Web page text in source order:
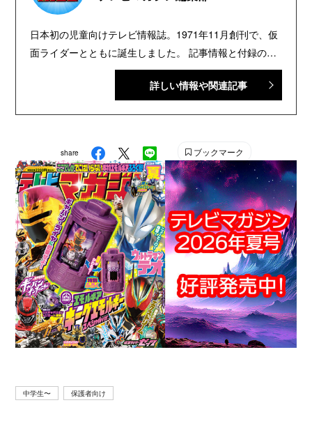
日本初の児童向けテレビ情報誌。1971年11月創刊で、仮
面ライダーとともに誕生しました。 記事情報と付録の詳
細は、YouTubeの『テレビマガジン 公式動画チャンネ
ル』で配信中。講談社発行の幼年・児童・少年・少女向
Instagram：＠tele_maga
詳しい情報や関連記事
share ブックマーク
中学生〜 保護者向け